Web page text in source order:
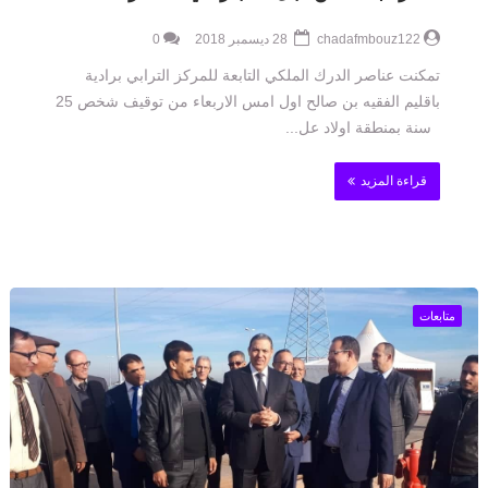
chadafmbouz122
0
تمكنت عناصر الدرك الملكي التابعة للمركز الترابي برادية
باقليم الفقيه بن صالح اول امس الاربعاء من توقيف شخص 25
سنة بمنطقة اولاد عل...
قراءة المزيد
متابعات